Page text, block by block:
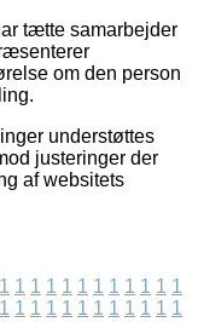
tætte samarbejder
om den person
understøttes
justeringer der
af websitets
1 1 1 1 1 1 1 1 1 1 1 1
1 1 1 1 1 1 1 1 1 1 1 1